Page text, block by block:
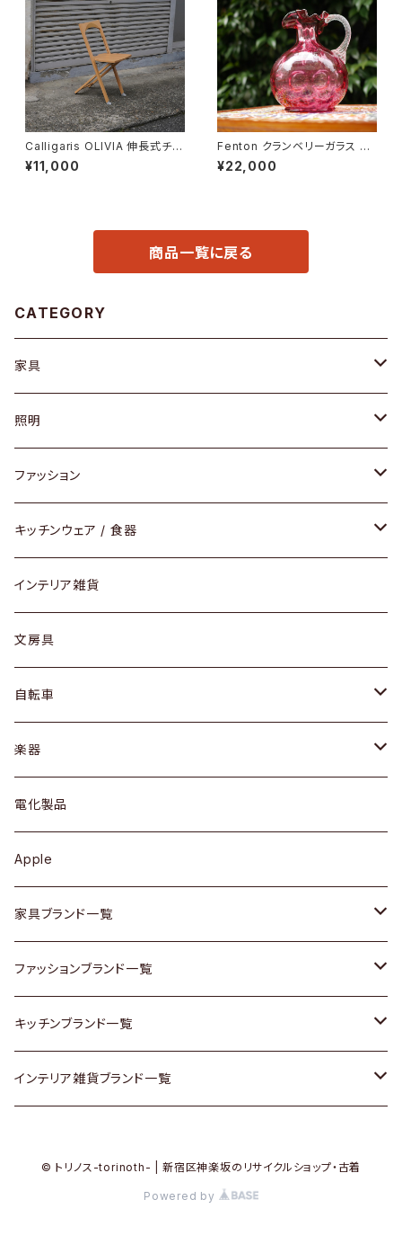
Calligaris OLIVIA 伸長式チェ
ア
¥11,000
Fenton クランベリーガラス ピ
ッチャー
¥22,000
商品一覧に戻る
CATEGORY
家具
ソファ / ベンチ
チェア / スツール
ダイニングセット / ダイニングテーブル
ローテーブル / サイドテーブル
デスク / コンソール
ドレッサー
シェルフ
キュリオケース / 飾り棚
カップボード / 食器棚
チェスト
その他家具
Vintageヴィンテージ / Antiqueアンティーク
Designers / デザイナーズ
照明
ペンダントライト
テーブルランプ / デスクスタンド
フロアライト
ファッション
アクセサリー
リング
ピアス / イヤリング
財布
バッグ
アウター
トップス
ワンピース
ボトムス
靴
スカーフ
腕時計
Vintage / ヴィンテージ
キッチンウェア / 食器
グラス / タンブラー
カップ / マグ
プレート / ボウル
カトラリー
ケトル / ティーポット
鍋 / フライパン
Vintage / ヴィンテージ
銀製品
和物 / 作家物
その他キッチン雑貨
インテリア雑貨
文房具
自転車
dahon
楽器
ギター
ベース
その他楽器
電化製品
Apple
家具ブランド一覧
ACME Furniture / アクメ ファニチャー
ACTUS / アクタス
arflex / アルフレックス
ファッションブランド一覧
agnes b / アニエス ベー
BALLY / バリー
キッチンブランド一覧
ARABIA / アラビア
インテリア雑貨ブランド一覧
© トリノス-torinoth- | 新宿区神楽坂のリサイクルショップ・古着
Powered by